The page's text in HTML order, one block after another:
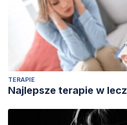
TERAPIE
Najlepsze terapie w